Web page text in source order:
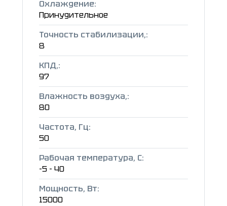
Охлаждение:
Принудительное
Точность стабилизации,:
8
КПД,:
97
Влажность воздуха,:
80
Частота, Гц:
50
Рабочая температура, C:
-5 - 40
Мощность, Вт:
15000